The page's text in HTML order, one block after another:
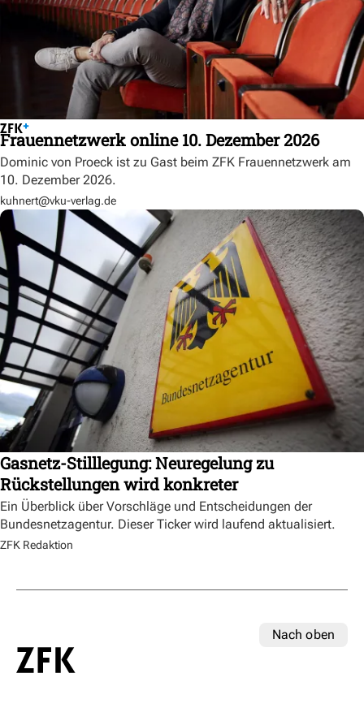
Frauennetzwerk online 10. Dezember 2026
Dominic von Proeck ist zu Gast beim ZFK Frauennetzwerk am
10. Dezember 2026.
kuhnert@vku-verlag.de
Gasnetz-Stilllegung: Neuregelung zu
Rückstellungen wird konkreter
Ein Überblick über Vorschläge und Entscheidungen der
Bundesnetzagentur. Dieser Ticker wird laufend aktualisiert.
ZFK Redaktion
Nach oben